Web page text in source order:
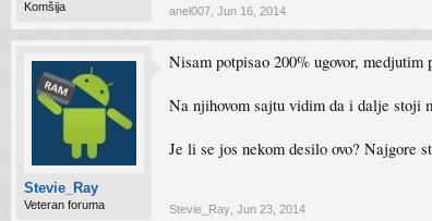
Komšija anel007 Jun 16, 2014
Stevie_Ray
Veteran foruma
Nisam potpisao 200% ugovor,
Na njihovom sajtu vidim da i dalje stoji
Je li se jos nekom desilo ovo? Najgore
Stevie_Ray Jun 23, 2014